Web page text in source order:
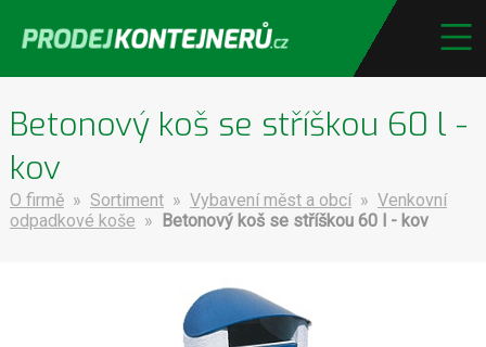
Betonový koš se stříškou 60 l -
kov
O firmě » Sortiment » Vybavení měst a obcí » Venkovní
odpadkové koše » Betonový koš se stříškou 60 l - kov